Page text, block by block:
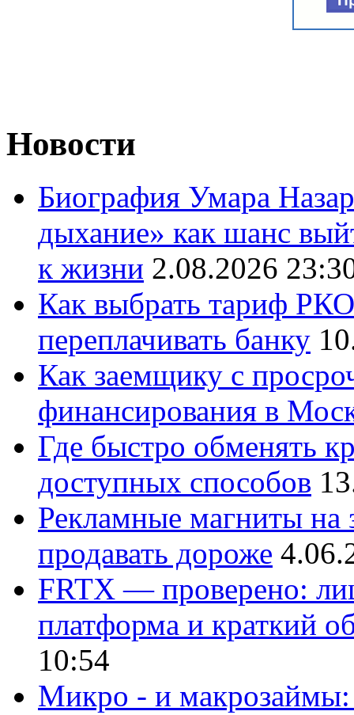
Новости
Биография Умара
дыхание» как шанс
к жизни 2.08.2026
Как выбрать тариф
переплачивать банку
Как заемщику с
финансирования в
Где быстро обменять
доступных способов
Рекламные магниты на
продавать дороже
FRTX — проверено:
платформа и краткий
10:54
Микро - и макрозаймы: